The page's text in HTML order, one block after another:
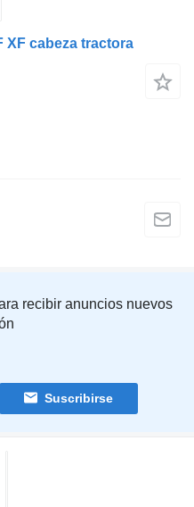
XF cabeza tractora
recibir anuncios nuevos
Suscribirse